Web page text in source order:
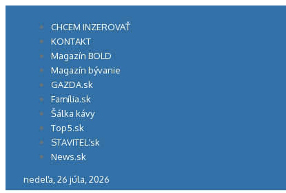
CHCEM INZEROVAŤ
KONTAKT
Magazín BOLD
Magazín bývanie
GAZDA.sk
Família.sk
Šálka kávy
Top5.sk
STAVITEĽ.sk
News.sk
nedeľa, 26 júla, 2026